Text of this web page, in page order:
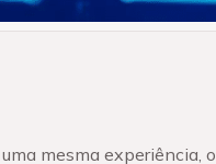
mesma experiência, o